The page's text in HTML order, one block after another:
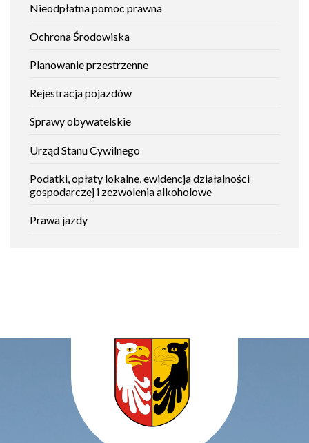
Nieodpłatna pomoc prawna
Ochrona Środowiska
Planowanie przestrzenne
Rejestracja pojazdów
Sprawy obywatelskie
Urząd Stanu Cywilnego
Podatki, opłaty lokalne, ewidencja działalności
gospodarczej i zezwolenia alkoholowe
Prawa jazdy